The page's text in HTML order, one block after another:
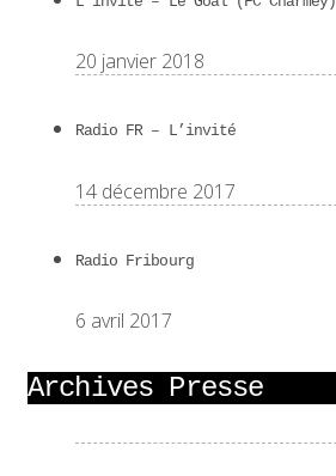
20 janvier 2018
Radio FR – L’invité
14 décembre 2017
Radio Fribourg
6 avril 2017
Archives Presse